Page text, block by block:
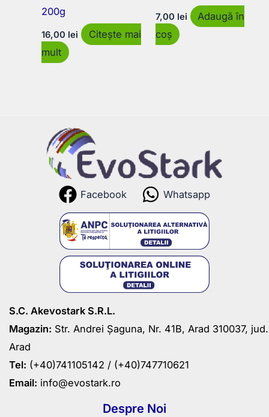
200g
16,00 lei
Citește mai
mult
7,00 lei
Adaugă în
coș
Facebook Whatsapp
S.C. Akevostark S.R.L.
Magazin: Str. Andrei Șaguna, Nr. 41B, Arad 310037, jud.
Arad
Tel: (+40)741105142 / (+40)747710621
Email: info@evostark.ro
Despre Noi